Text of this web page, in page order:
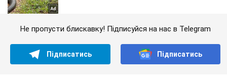
Не пропусти блискавку! Підписуйся на нас в Telegram
Підписатись Підписатись